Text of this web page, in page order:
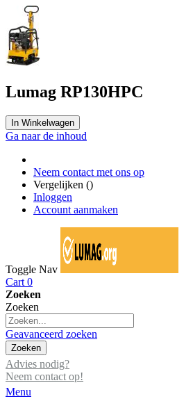
Lumag RP130HPC
In Winkelwagen
Ga naar de inhoud
Neem contact met ons op
Vergelijken ()
Inloggen
Account aanmaken
Toggle Nav
Cart 0
Zoeken
Zoeken
Geavanceerd zoeken
Zoeken
Advies nodig?
Neem contact op!
Menu